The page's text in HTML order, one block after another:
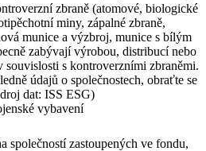
zbraně (atomové, biologické
miny, zápalné zbraně,
munice a výzbroj, munice s bílým
zabývají výrobou, distribucí nebo
souvislosti s kontroverzními zbraněmi.
údajů o společnostech, obraťte se
dat: ISS ESG)
vybavení
společností zastoupených ve fondu,